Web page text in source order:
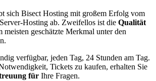
sich Bisect Hosting mit großem Erfolg vom
Hosting ab. Zweifellos ist die Qualität
meisten geschätzte Merkmal unter den
verfügbar, jeden Tag, 24 Stunden am Tag.
Tickets zu kaufen, erhalten Sie
für Ihre Fragen.